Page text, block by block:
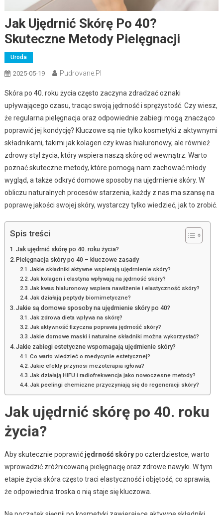
Jak Ujędrnić Skórę Po 40?
Skuteczne Metody Pielęgnacji
Uroda
2025-05-19 Pudrovane.pl
Skóra po 40. roku życia często zaczyna zdradzać oznaki
upływającego czasu, tracąc swoją jędrność i sprężystość. Czy wiesz,
że regularna pielęgnacja oraz odpowiednie zabiegi mogą znacząco
poprawić jej kondycję? Kluczowe są nie tylko kosmetyki z aktywnymi
składnikami, takimi jak kolagen czy kwas hialuronowy, ale również
zdrowy styl życia, który wspiera naszą skórę od wewnątrz. Warto
poznać skuteczne metody, które pomogą nam zachować młody
wygląd, a także odkryć domowe sposoby na ujędrnienie skóry. W
obliczu naturalnych procesów starzenia, każdy z nas ma szansę na
poprawę jakości swojej skóry, wystarczy tylko wiedzieć, jak to zrobić.
Spis treści
Jak ujędrnić skórę po 40. roku życia?
Pielęgnacja skóry po 40 – kluczowe zasady
Jakie składniki aktywne wspierają ujędrnienie skóry?
Jak kolagen i elastyna wpływają na jędrność skóry?
Jak kwas hialuronowy wspiera nawilżenie i elastyczność skóry?
Jak działają peptydy biomimetyczne?
Jakie są domowe sposoby na ujędrnienie skóry po 40?
Jak zdrowa dieta wpływa na skórę?
Jak aktywność fizyczna poprawia jędrność skóry?
Jakie domowe maski i naturalne składniki można wykorzystać?
Jakie zabiegi estetyczne wspomagają ujędrnienie skóry?
Co warto wiedzieć o medycynie estetycznej?
Jakie efekty przynosi mezoterapia igłowa?
Jak działają HIFU i radiofrekwencja jako nowoczesne metody?
Jak peelingi chemiczne przyczyniają się do regeneracji skóry?
Jak ujędrnić skórę po 40. roku
życia?
Aby skutecznie poprawić jędrność skórypo czterdziestce, warto
wprowadzić zróżnicowaną pielęgnację oraz zdrowe nawyki. W tym
etapie życia skóra często traci elastyczność i objętość, co sprawia,
że odpowiednia troska o nią staje się kluczowa.